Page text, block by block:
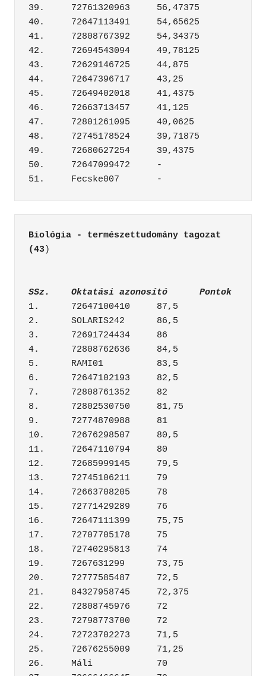
39.	72761320963	56,47375
40.	72647113491	54,65625
41.	72808767392	54,34375
42.	72694543094	49,78125
43.	72629146725	44,875
44.	72647396717	43,25
45.	72649402018	41,4375
46.	72663713457	41,125
47.	72801261095	40,0625
48.	72745178524	39,71875
49.	72680627254	39,4375
50.	72647099472	-
Biológia - természettudomány tagozat
(43)
SSz.	Oktatási azonosító	Pontok
1.	72647100410	87,5
2.	SOLARIS242	86,5
3.	72691724434	86
4.	72808762636	84,5
5.	RAMI01	        83,5
6.	72647102193	82,5
7.	72808761352	82
8.	72802530750	81,75
9.	72774870988	81
10.	72676298507	80,5
11.	72647110794	80
12.	72685999145	79,5
13.	72745106211	79
14.	72663708205	78
15.	72771429289	76
16.	72647111399	75,75
17.	72707705178	75
18.	72740295813	74
19.	7267631299	73,75
20.	72777585487	72,5
21.	84327958745	72,375
22.	72808745976	72
23.	72798773700	72
24.	72723702273	71,5
25.	72676255009	71,25
26.	Máli	        70